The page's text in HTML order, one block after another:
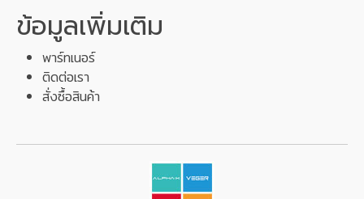
ข้อมูลเพิ่มเติม
พาร์ทเนอร์
ติดต่อเรา
สั่งซื้อสินค้า